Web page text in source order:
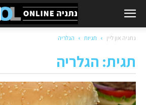
נתניה און ליין תגיות הגלריה
תגית: הגלריה